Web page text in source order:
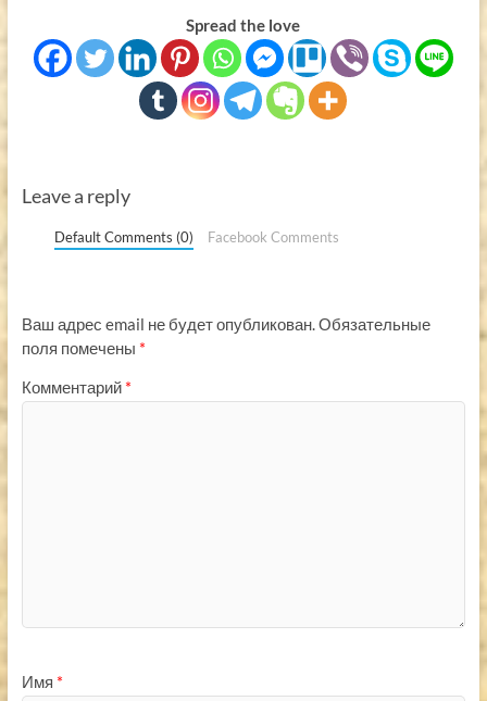
Spread the love
Leave a reply
Default Comments (0) Facebook Comments
Ваш адрес email не будет опубликован.Обязательные
поля помечены *
Комментарий *
Имя *